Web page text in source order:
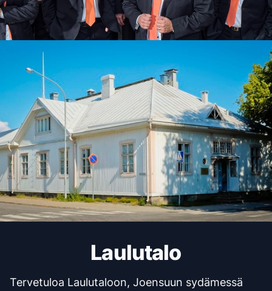
Laulutalo
Tervetuloa Laulutaloon, Joensuun sydämessä